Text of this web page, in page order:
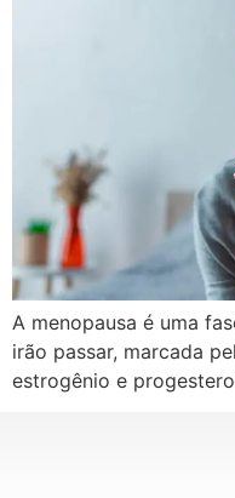
A menopausa é uma
irão passar, marcada
estrogênio e